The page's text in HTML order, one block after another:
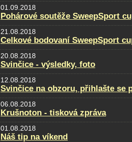
01.09.2018
Pohárové soutěže SweepSport
21.08.2018
Celkové bodovaní SweepSport
20.08.2018
Svinčice - výsledky, foto
12.08.2018
Svinčice na obzoru, přihlašte se
06.08.2018
Krušnoton - tisková zpráva
01.08.2018
Náš tip na víkend